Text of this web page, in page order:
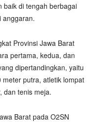
baik di tengah berbagai
anggaran.
Provinsi Jawa Barat
pertama, kedua, dan
dipertandingkan, yaitu
putra, atletik lompat
dan tenis meja.
Barat pada O2SN